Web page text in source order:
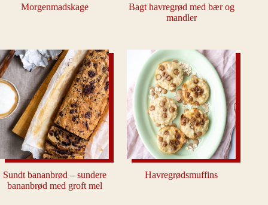
Morgenmadskage
Bagt havregrød med bær og
mandler
Sundt bananbrød – sundere
bananbrød med groft mel
Havregrødsmuffins